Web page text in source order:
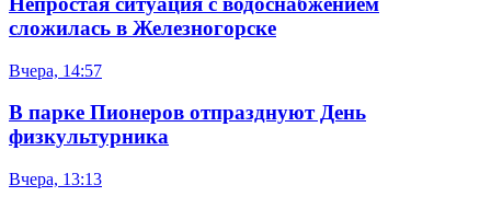
сложилась в Железногорске
Вчера, 14:57
В парке Пионеров отпразднуют День
физкультурника
Вчера, 13:13